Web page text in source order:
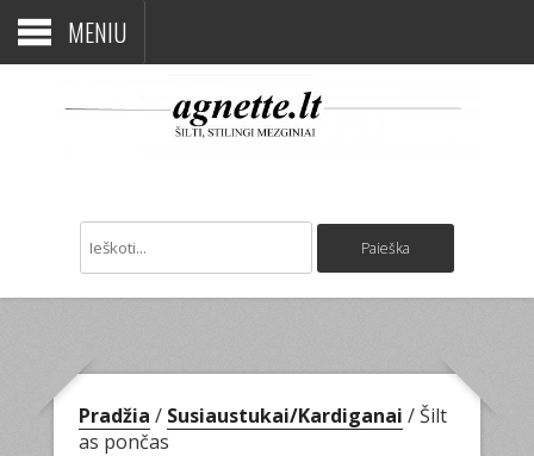
MENIU
Pradžia / Susiaustukai/Kardiganai / Šilt
as pončas